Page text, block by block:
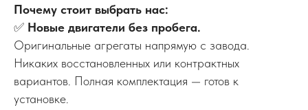
Почему стоит выбрать нас:
✅ Новые двигатели без пробега.
Оригинальные агрегаты напрямую с завода.
Никаких восстановленных или контрактных
вариантов. Полная комплектация — готов к
установке.